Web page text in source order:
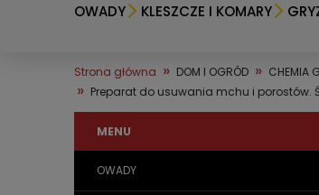
OWADY KLESZCZE I KOMARY
Strona główna » DOM I OGRÓD » CHEMIA
» Preparat do usuwania mchu i porostów.
MENU
OWADY